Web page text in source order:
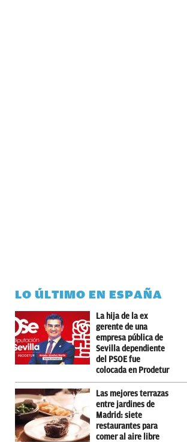
LO ÚLTIMO EN ESPAÑA
La hija de la ex
gerente de una
empresa pública de
Sevilla dependiente
del PSOE fue
colocada en Prodetur
Las mejores terrazas
entre jardines de
Madrid: siete
restaurantes para
comer al aire libre